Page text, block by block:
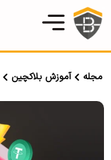
مجله آموزش بلاکچین